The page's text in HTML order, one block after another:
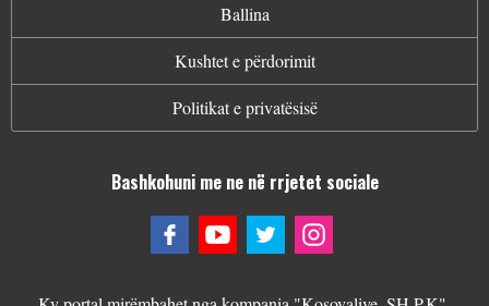
Ballina
Kushtet e përdorimit
Politikat e privatësisë
Bashkohuni me ne në rrjetet sociale